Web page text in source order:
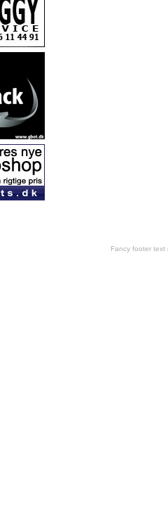
Fancy footer